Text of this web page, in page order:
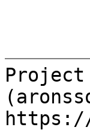
Project
https://